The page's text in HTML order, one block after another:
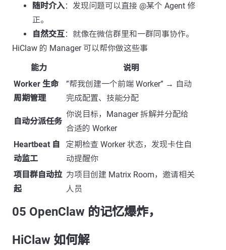
随时介入：发现问题可以直接 @某个 Agent 修
正。
自然交互：就像在微信群里和一群同事协作。
HiClaw 的 Manager 可以帮你做这些事
能力
说明
Worker 生命
周期管理
”帮我创建一个前端 Worker” → 自动
完成配置、技能分配
自动分派任务
你说目标，Manager 拆解并分配给
合适的 Worker
Heartbeat 自
动监工
定期检查 Worker 状态，发现卡住自
动提醒你
项目群自动拉
起
为项目创建 Matrix Room，邀请相关
人员
05 OpenClaw 的记忆爆炸，
HiClaw 如何解